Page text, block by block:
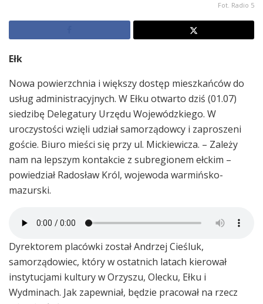
Fot. Radio 5
Ełk
Nowa powierzchnia i większy dostęp mieszkańców do
usług administracyjnych. W Ełku otwarto dziś (01.07)
siedzibę Delegatury Urzędu Wojewódzkiego. W
uroczystości wzięli udział samorządowcy i zaproszeni
goście. Biuro mieści się przy ul. Mickiewicza. – Zależy
nam na lepszym kontakcie z subregionem ełckim –
powiedział Radosław Król, wojewoda warmińsko-
mazurski.
Dyrektorem placówki został Andrzej Cieśluk,
samorządowiec, który w ostatnich latach kierował
instytucjami kultury w Orzyszu, Olecku, Ełku i
Wydminach. Jak zapewniał, będzie pracował na rzecz